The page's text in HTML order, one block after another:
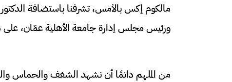
مالكوم إكس بالأمس، تشرفنا باستضافة
ورئيس مجلس إدارة جامعة الأهلية عمّان، على
من الملهم دائمًا أن نشهد الشغف والحماس